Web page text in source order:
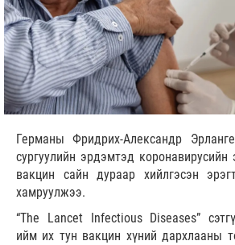
Германы Фридрих-Александр
сургуулийн эрдэмтэд коронавирусийн
вакцин сайн дураар хийлгэсэн
хамруулжээ.
“The Lancet Infectious Diseases”
ийм их тун вакцин хүний дархлааны